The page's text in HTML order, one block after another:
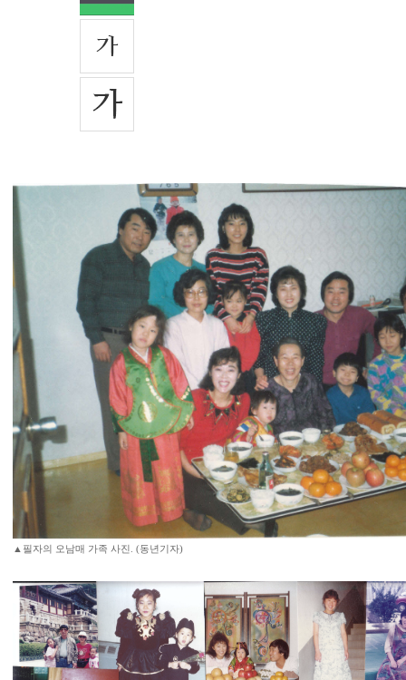
▲필자의 오남매 가족 사진. (동년기자)